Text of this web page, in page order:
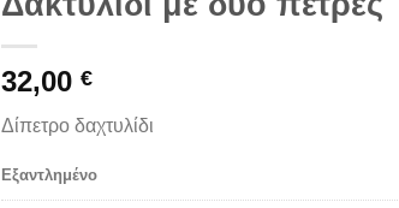
32,00 €
Δίπετρο δαχτυλίδι
Εξαντλημένο